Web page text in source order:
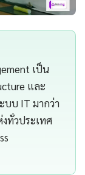
เป็น
และ
บบ IT มากว่า
ทั่วประเทศ